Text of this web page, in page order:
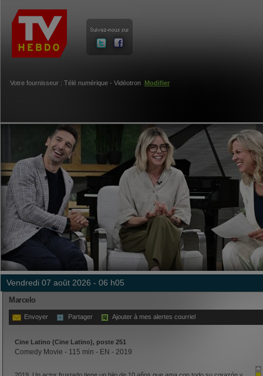
Votre fournisseur : Télé numérique - Vidéotron Modifier
vendredi 07 août 2026 - 06 h05
Marcelo
Envoyer Partager Ajouter à mes alertes courriel
Cine Latino (Cine Latino), poste 251
Comedy Movie - 115 min - EN - 2019